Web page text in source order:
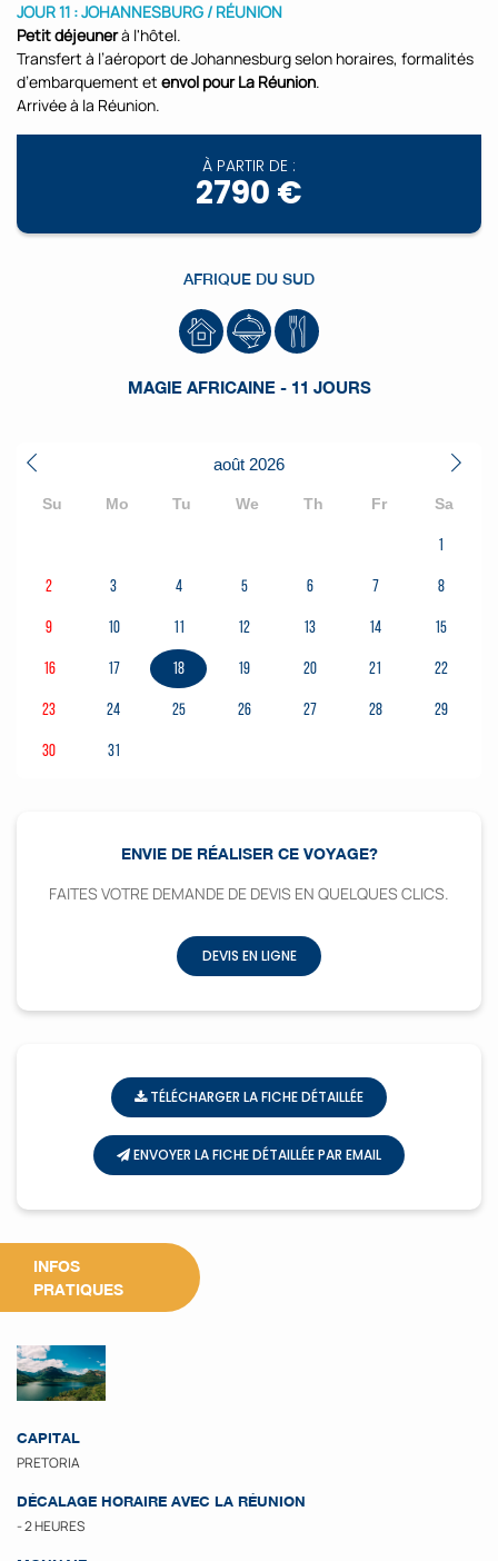
JOUR 11 : JOHANNESBURG / RÉUNION
Petit déjeunerà l'hôtel.
Transfert à l’aéroport de Johannesburg selon horaires, formalités
d’embarquement et envol pour La Réunion.
Arrivée à la Réunion.
À PARTIR DE :
2790 €
AFRIQUE DU SUD
MAGIE AFRICAINE - 11 JOURS
août 2026
Su Mo Tu We Th Fr Sa
1
2 3 4 5 6 7 8
9 10 11 12 13 14 15
16 17 18 19 20 21 22
23 24 25 26 27 28 29
30 31
ENVIE DE RÉALISER CE VOYAGE?
FAITES VOTRE DEMANDE DE DEVIS EN QUELQUES CLICS.
DEVIS EN LIGNE
TÉLÉCHARGER LA FICHE DÉTAILLÉE
ENVOYER LA FICHE DÉTAILLÉE PAR EMAIL
INFOS
PRATIQUES
CAPITAL
PRETORIA
DÉCALAGE HORAIRE AVEC LA RÉUNION
- 2 HEURES